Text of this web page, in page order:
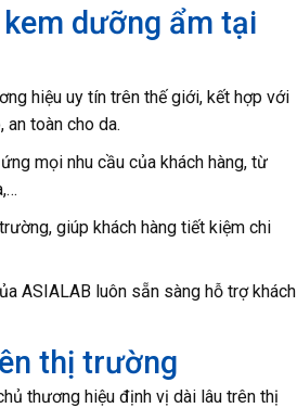
dưỡng ẩm tại
hiệu uy tín trên thế giới, kết hợp với
toàn cho da.
mọi nhu cầu của khách hàng, từ
giúp khách hàng tiết kiệm chi
ASIALAB luôn sẵn sàng hỗ trợ khách
thị trường
thương hiệu định vị dài lâu trên thị